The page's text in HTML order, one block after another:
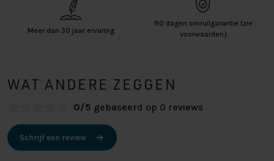
Meer dan 30 jaar ervaring
90 dagen omruilgarantie (zie
voorwaarden)
WAT ANDERE ZEGGEN
0/5 gebaseerd op 0 reviews
Schrijf een review